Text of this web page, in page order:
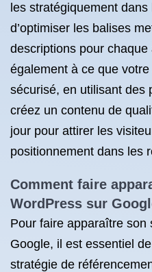
les stratégiquement
d’optimiser les balises
descriptions pour
également à ce que
sécurisé, en utilisant des
créez un contenu de
jour pour attirer les
positionnement dans les
Comment faire
WordPress sur
Pour faire apparaître son
Google, il est essentiel
stratégie de